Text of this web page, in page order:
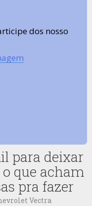
dos nosso
para deixar
que acham
pra fazer
Vectra